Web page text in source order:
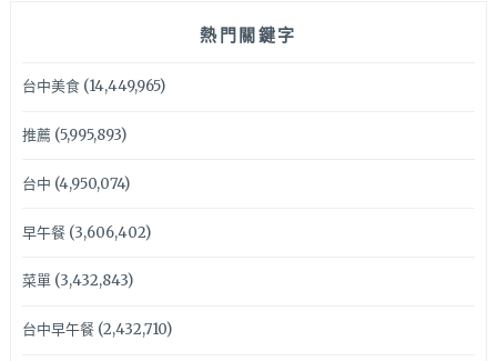
熱門關鍵字
台中美食(14,449,965)
推薦(5,995,893)
台中 (4,950,074)
早午餐(3,606,402)
菜單(3,432,843)
台中早午餐(2,432,710)